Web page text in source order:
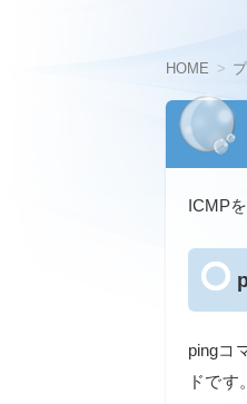
HOME
ICMP
pingコ
ドで